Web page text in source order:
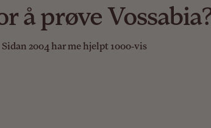
Sidan 2004 har me hjelpt 1000-vis
å prøve